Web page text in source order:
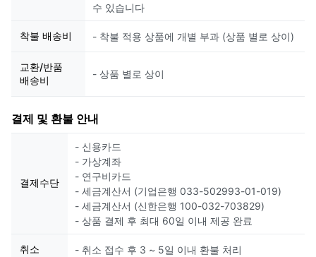
수 있습니다
착불 배송비 - 착불 적용 상품에 개별 부과 (상품 별로 상이)
교환/반품
배송비
- 상품 별로 상이
결제 및 환불 안내
결제수단
- 신용카드
- 가상계좌
- 연구비카드
- 세금계산서 (기업은행 033-502993-01-019)
- 세금계산서 (신한은행 100-032-703829)
- 상품 결제 후 최대 60일 이내 제공 완료
취소 - 취소 접수 후 3 ~ 5일 이내 환불 처리